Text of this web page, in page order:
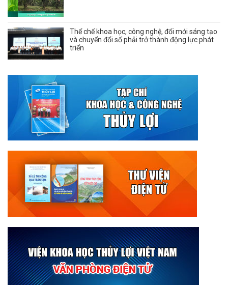
Thể chế khoa học, công nghệ, đổi mới sáng tạo
và chuyển đổi số phải trở thành động lực phát
triển